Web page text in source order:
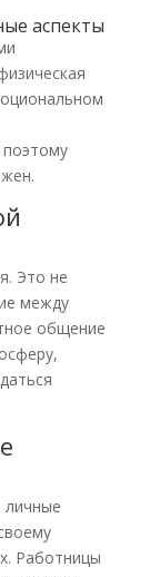
аспекты
Это не
между
общение
личные
Работницы